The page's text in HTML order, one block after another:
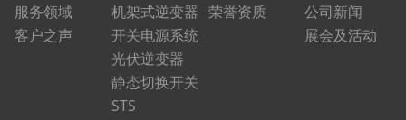
服务领域
客户之声
机架式逆变器
开关电源系统
光伏逆变器
静态切换开关
STS
荣誉资质
公司新闻
展会及活动